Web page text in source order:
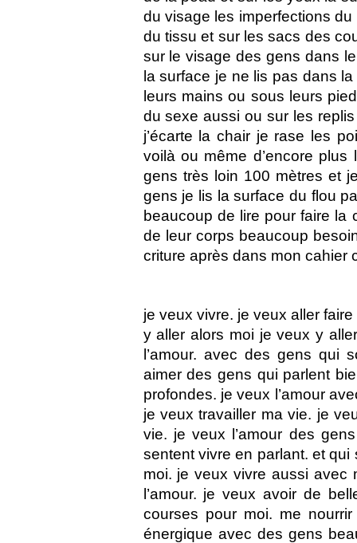
du visage les imperfections
du tissu et sur les sacs des
sur le visage des gens dans
la surface je ne lis pas dans
leurs mains ou sous leurs
du sexe aussi ou sur les
j’écarte la chair je rase les
voilà ou même d’encore
gens très loin 100 mètres et
gens je lis la surface du flou
beaucoup de lire pour faire la
de leur corps beaucoup
criture après dans mon cahier
je veux vivre. je veux aller
y aller alors moi je veux y
l’amour. avec des gens qui
aimer des gens qui parlent
profondes. je veux l’amour
je veux travailler ma vie. je
vie. je veux l’amour des
sentent vivre en parlant. et qui
moi. je veux vivre aussi avec
l’amour. je veux avoir de
courses pour moi. me
énergique avec des gens